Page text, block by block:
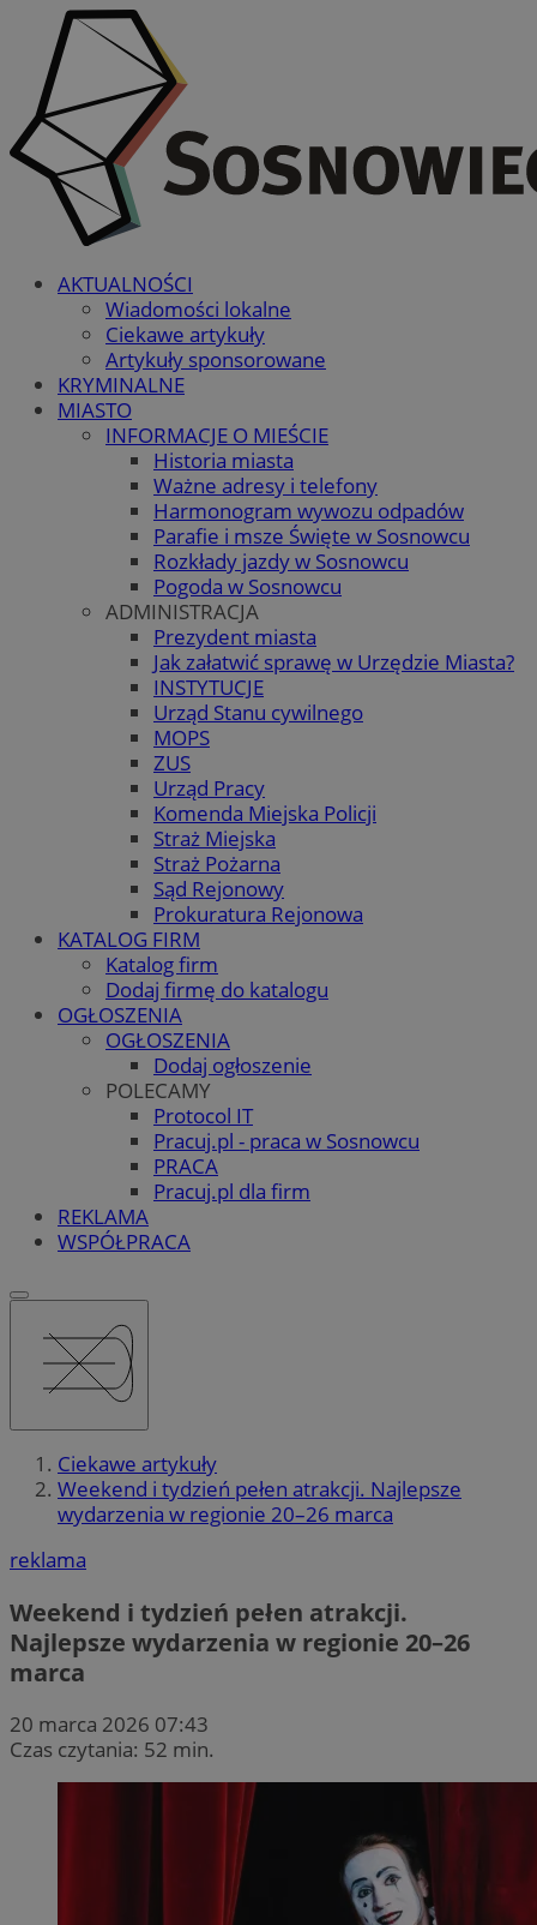
AKTUALNOŚCI
Wiadomości lokalne
Ciekawe artykuły
Artykuły sponsorowane
KRYMINALNE
MIASTO
INFORMACJE O MIEŚCIE
Historia miasta
Ważne adresy i telefony
Harmonogram wywozu odpadów
Parafie i msze Święte w Sosnowcu
Rozkłady jazdy w Sosnowcu
Pogoda w Sosnowcu
ADMINISTRACJA
Prezydent miasta
Jak załatwić sprawę w Urzędzie Miasta?
INSTYTUCJE
Urząd Stanu cywilnego
MOPS
ZUS
Urząd Pracy
Komenda Miejska Policji
Straż Miejska
Straż Pożarna
Sąd Rejonowy
Prokuratura Rejonowa
KATALOG FIRM
Katalog firm
Dodaj firmę do katalogu
OGŁOSZENIA
OGŁOSZENIA
Dodaj ogłoszenie
POLECAMY
Protocol IT
Pracuj.pl - praca w Sosnowcu
PRACA
Pracuj.pl dla firm
REKLAMA
WSPÓŁPRACA
Ciekawe artykuły
Weekend i tydzień pełen atrakcji. Najlepsze
wydarzenia w regionie 20–26 marca
reklama
Weekend i tydzień pełen atrakcji.
Najlepsze wydarzenia w regionie 20–26
marca
20 marca 2026 07:43
Czas czytania: 52 min.